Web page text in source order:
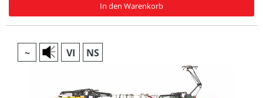
In den Warenkorb
~ VI NS